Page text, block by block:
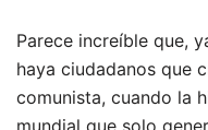
Parece increíble que,
haya ciudadanos que
comunista, cuando la